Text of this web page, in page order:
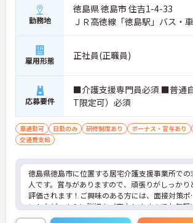
勤務地
徳島県 徳島市 住吉1-4-33
ＪＲ高徳線「徳島駅」バス・
雇用形態 正社員(正職員)
応募要件
■介護支援専門員必須 ■普通
T限定可）必須
車通勤可 日勤のみ 研修制度あり ボーナス・賞与あり
交通費支給
徳島県徳島市に位置する居宅介護支援事業所での
人です。賞与がありますので、頑張りがしっかり
評価されます！ご興味のある方には、面接対策ポ
ントなど、さらに詳細をご案内しますのでお気軽
ご相談ください！